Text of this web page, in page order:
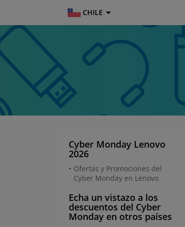
CHILE
Cyber Monday Lenovo
2026
Ofertas y Promociones del
Cyber Monday en Lenovo
Echa un vistazo a los
descuentos del Cyber
Monday en otros países